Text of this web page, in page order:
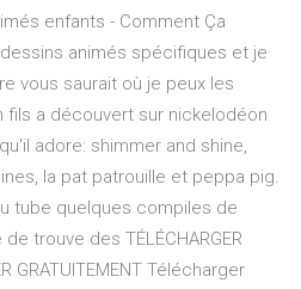
enfants - Comment Ça
animés spécifiques et je
vous saurait où je peux les
fils a découvert sur nickelodéon
adore: shimmer and shine,
la pat patrouille et peppa pig.
tube quelques compiles de
trouve des TÉLÉCHARGER
GRATUITEMENT Télécharger